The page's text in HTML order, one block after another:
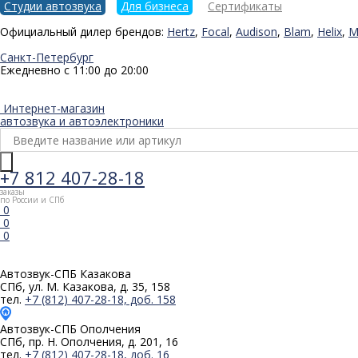
Студии автозвука Для бизнеса
Сертификаты
Официальный дилер брендов: Hertz, Focal, Audison, Blam, Helix,
Санкт-Петербург
Ежедневно с 11:00 до 20:00
Интернет-магазин
автозвука и автоэлектроники
+7 812 407-28-18
заказы
по России и СПб
0
0
0
Автозвук-СПБ Казакова
СПб, ул. М. Казакова, д. 35, 158
тел. +7 (812) 407-28-18, доб. 158
Автозвук-СПБ Ополчения
СПб, пр. Н. Ополчения, д. 201, 16
тел. +7 (812) 407-28-18, доб. 16